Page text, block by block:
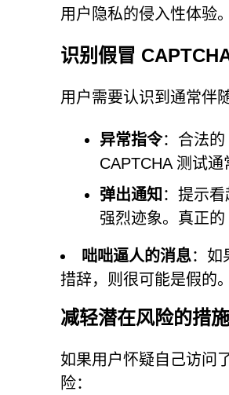
用户隐私的侵入性体验。
识别假冒
用户需要认识到通常伴
异常指令：合法的
CAPTCHA 测试
弹出通知 ：提示
强烈迹象。真正的
咄咄逼人的消息：如
措辞，则很可能是假的
减轻潜在风险的措施
如果用户怀疑自己访问
险：